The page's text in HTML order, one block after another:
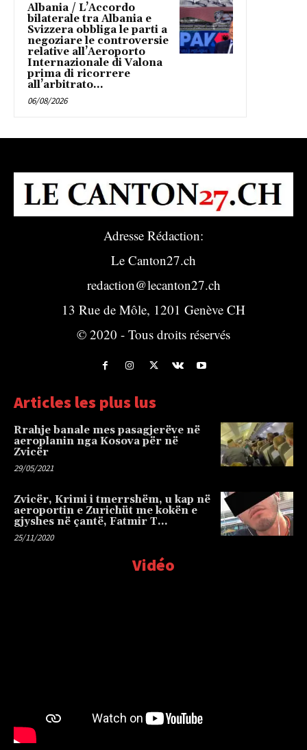
Albania / L’Accordo
bilaterale tra Albania e
Svizzera obbliga le parti a
negoziare le controversie
relative all’Aeroporto
Internazionale di Valona
prima di ricorrere
all’arbitrato...
06/08/2026
Adresse Rédaction:
Le Canton27.ch
redaction@lecanton27.ch
13 Rue de Môle, 1201 Genève CH
© 2020 - Tous droits réservés
Articles les plus lus
Rrahje banale mes pasagjerëve në
aeroplanin nga Kosova për në
Zvicër
29/05/2021
Zvicër, Krimi i tmerrshëm, u kap në
aeroportin e Zurichüt me kokën e
gjyshes në çantë, Fatmir T…
25/11/2020
Vidéo